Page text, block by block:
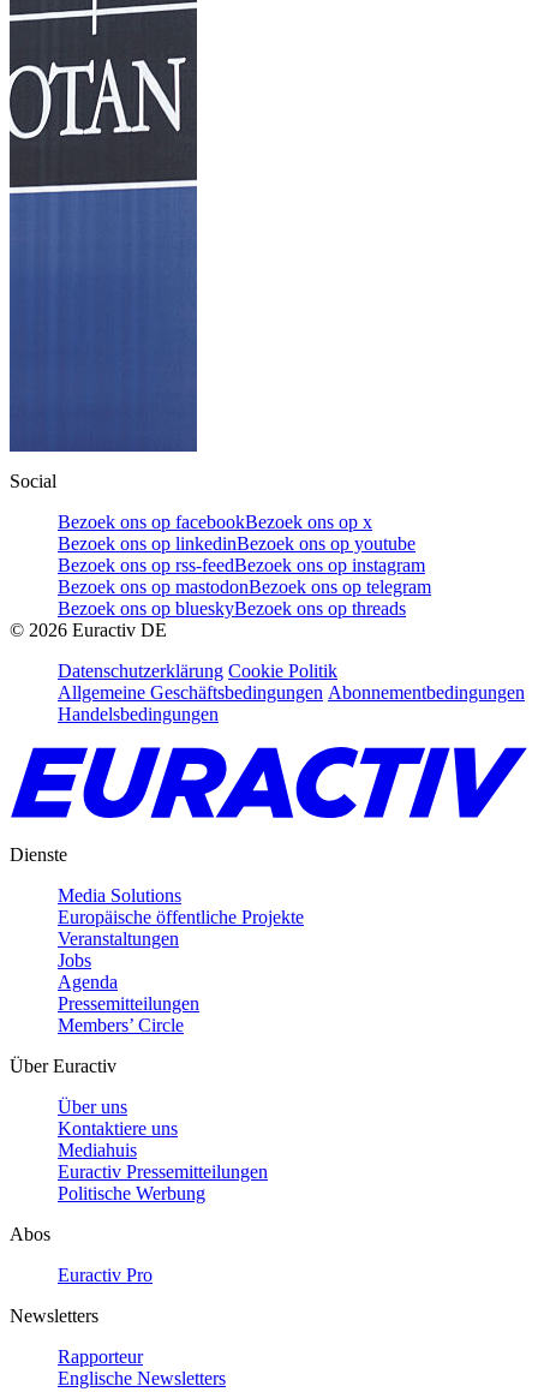
Social
Bezoek ons op facebookBezoek ons op x
Bezoek ons op linkedinBezoek ons op youtube
Bezoek ons op rss-feedBezoek ons op instagram
Bezoek ons op mastodonBezoek ons op telegram
Bezoek ons op blueskyBezoek ons op threads
© 2026 Euractiv DE
Datenschutzerklärung Cookie Politik
Allgemeine Geschäftsbedingungen Abonnementbedingungen
Handelsbedingungen
Dienste
Media Solutions
Europäische öffentliche Projekte
Veranstaltungen
Jobs
Agenda
Pressemitteilungen
Members’ Circle
Über Euractiv
Über uns
Kontaktiere uns
Mediahuis
Euractiv Pressemitteilungen
Politische Werbung
Abos
Euractiv Pro
Newsletters
Rapporteur
Englische Newsletters